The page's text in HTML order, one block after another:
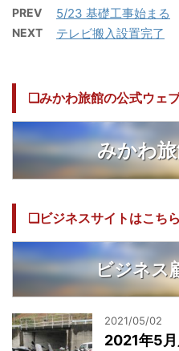
PREV 5/23 基礎工事始まる
NEXT テレビ搬入設置完了
❏みかわ旅館の公式ウェ
みかわ
❏ビジネスサイトはこち
ビジネス
2021/05/02
2021年5